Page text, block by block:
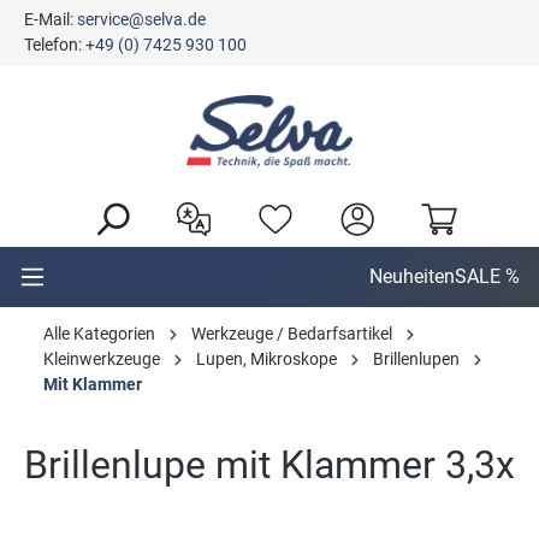
springen
E-Mail:service@selva.de
Telefon:+49 (0) 7425 930 100
NeuheitenSALE %
Alle Kategorien
Werkzeuge / Bedarfsartikel
Kleinwerkzeuge
Lupen, Mikroskope
Brillenlupen
Mit Klammer
Brillenlupe mit Klammer 3,3x